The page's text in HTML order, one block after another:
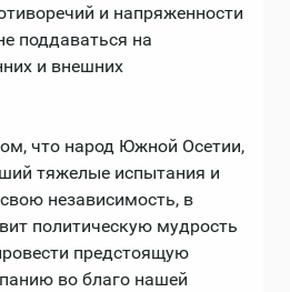
и напряженности
поддаваться на
и внешних
что народ Южной Осетии,
тяжелые испытания и
независимость, в
политическую мудрость
предстоящую
во благо нашей